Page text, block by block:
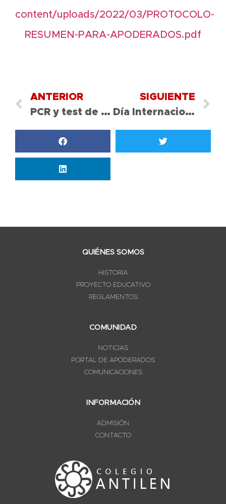
content/uploads/2022/03/PROTOCOLO-
RESUMEN-PARA-APODERADOS.pdf
ANTERIOR
PCR y test de antígenos alumnos
SIGUIENTE
Día Internacional de la Felicidad
QUIÉNES SOMOS
HISTORIA
PROYECTO EDUCATIVO
REGLAMENTOS
COMUNIDAD
NOTICIAS
PORTAL DE APODERADOS
COMUNICACIONES
INFORMACIÓN
ADMISIÓN
CONTACTO